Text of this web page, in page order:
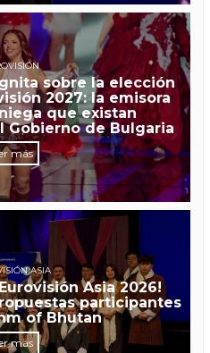
sobre la elección
2027: la emisora
que existan
Gobierno de Bulgaria
más
ASIA
Asia 2026!
participantes
of Bhutan
más